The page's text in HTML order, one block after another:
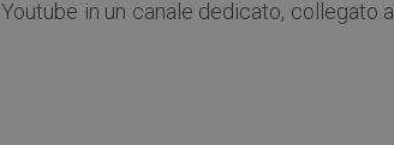
in un canale dedicato, collegato al